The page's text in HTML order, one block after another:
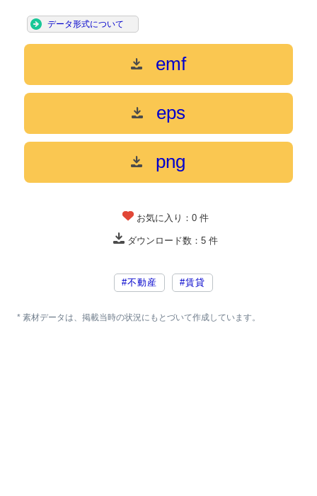
データ形式について
emf
eps
png
お気に入り：0 件
ダウンロード数：5 件
#不動産 #賃貸
* 素材データは、掲載当時の状況にもとづいて作成しています。